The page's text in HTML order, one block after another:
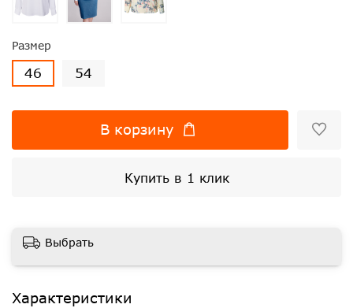
Размер
46 54
В корзину
Купить в 1 клик
Выбрать
Характеристики